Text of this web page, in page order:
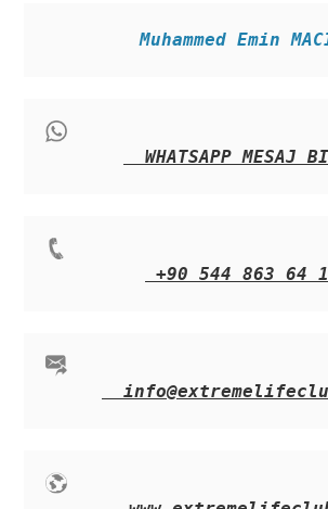
Muhammed Emin
WHATSAPP MESAJ
+90 544 863 64